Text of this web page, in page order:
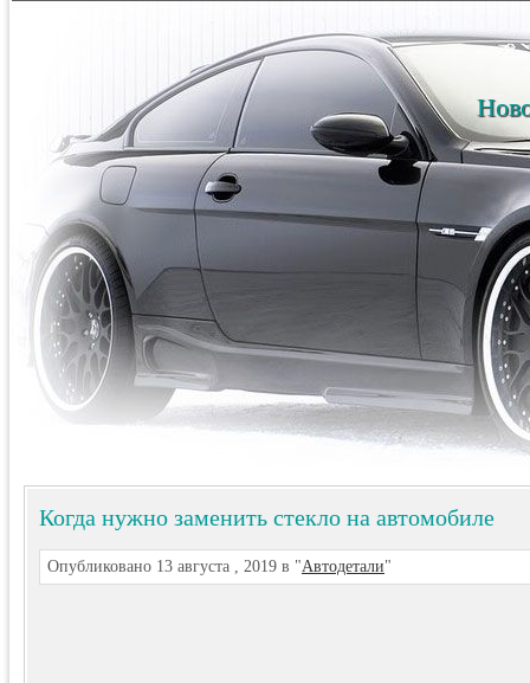
Когда нужно заменить стекло на автомобиле
Опубликовано 13 августа , 2019 в "Автодетали"